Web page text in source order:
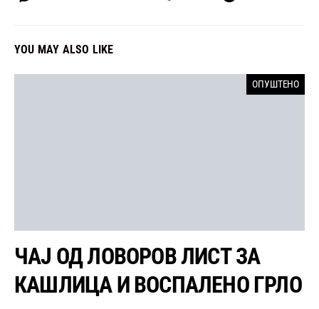
YOU MAY ALSO LIKE
ОПУШТЕНО
ЧАЈ ОД ЛОВОРОВ ЛИСТ ЗА
КАШЛИЦА И ВОСПАЛЕНО ГРЛО